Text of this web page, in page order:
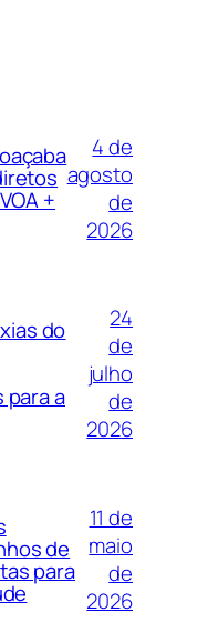
+
4 de
agosto
de
2026
do
para a
24
de
julho
de
2026
de
para
11 de
maio
de
2026